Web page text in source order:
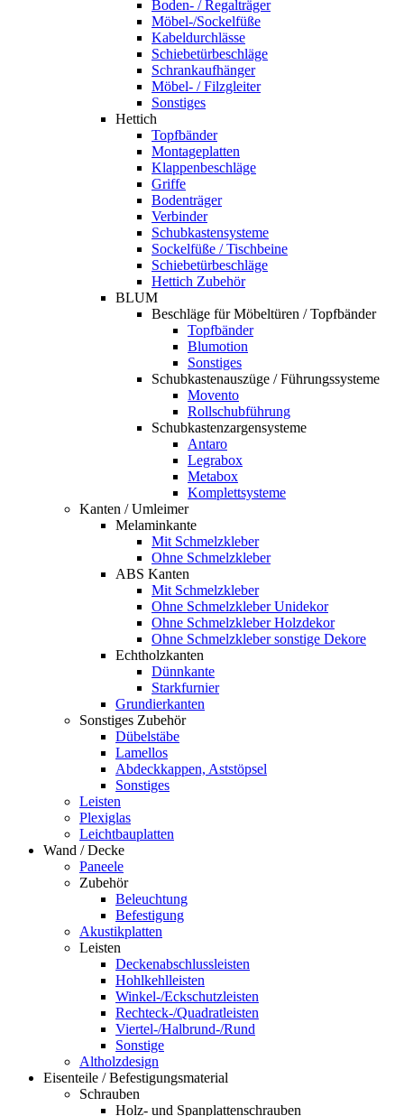
Boden- / Regalträger
Möbel-/Sockelfüße
Kabeldurchlässe
Schiebetürbeschläge
Schrankaufhänger
Möbel- / Filzgleiter
Sonstiges
Hettich
Topfbänder
Montageplatten
Klappenbeschläge
Griffe
Bodenträger
Verbinder
Schubkastensysteme
Sockelfüße / Tischbeine
Schiebetürbeschläge
Hettich Zubehör
BLUM
Beschläge für Möbeltüren / Topfbänder
Topfbänder
Blumotion
Sonstiges
Schubkastenauszüge / Führungssysteme
Movento
Rollschubführung
Schubkastenzargensysteme
Antaro
Legrabox
Metabox
Komplettsysteme
Kanten / Umleimer
Melaminkante
Mit Schmelzkleber
Ohne Schmelzkleber
ABS Kanten
Mit Schmelzkleber
Ohne Schmelzkleber Unidekor
Ohne Schmelzkleber Holzdekor
Ohne Schmelzkleber sonstige Dekore
Echtholzkanten
Dünnkante
Starkfurnier
Grundierkanten
Sonstiges Zubehör
Dübelstäbe
Lamellos
Abdeckkappen, Aststöpsel
Sonstiges
Leisten
Plexiglas
Leichtbauplatten
Wand / Decke
Paneele
Zubehör
Beleuchtung
Befestigung
Akustikplatten
Leisten
Deckenabschlussleisten
Hohlkehlleisten
Winkel-/Eckschutzleisten
Rechteck-/Quadratleisten
Viertel-/Halbrund-/Rund
Sonstige
Altholzdesign
Eisenteile / Befestigungsmaterial
Schrauben
Holz- und Spanplattenschrauben